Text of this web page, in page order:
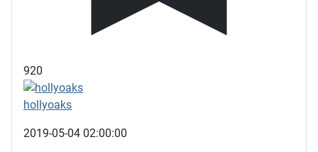
920
hollyoaks
2019-05-04 02:00:00